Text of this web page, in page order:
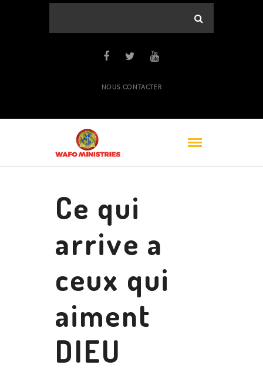
NOUS CONTACTER
Ce qui
arrive a
ceux qui
aiment
DIEU